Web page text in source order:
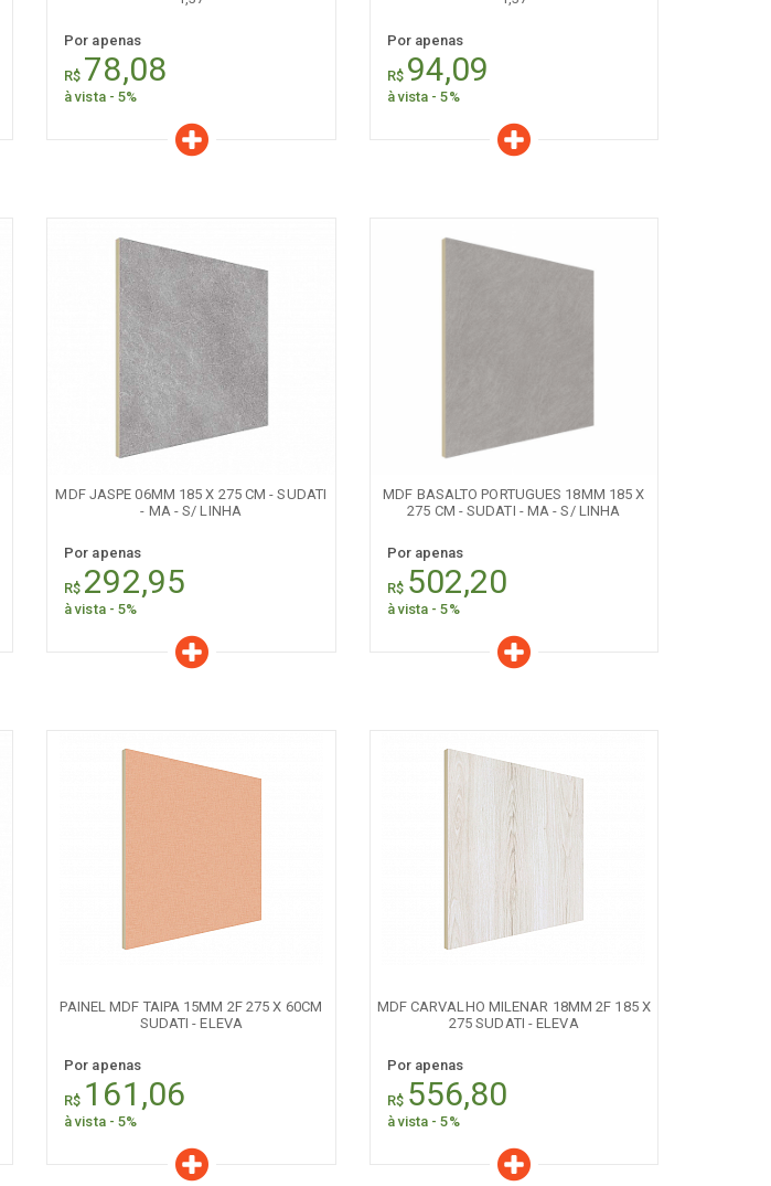
Por apenas
R$ 78,08
à vista - 5%
Por apenas
R$ 94,09
à vista - 5%
MDF JASPE 06MM 185 X 275 CM - SUDATI
- MA - S/ LINHA
Por apenas
R$ 292,95
à vista - 5%
Características
Quantidade:
MDF BASALTO PORTUGUES 18MM 185 X
275 CM - SUDATI - MA - S/ LINHA
Por apenas
R$ 502,20
à vista - 5%
PAINEL MDF TAIPA 15MM 2F 275 X 60CM
SUDATI - ELEVA
Por apenas
R$ 161,06
à vista - 5%
Características
Quantidade:
MDF CARVALHO MILENAR 18MM 2F 185 X
275 SUDATI - ELEVA
Por apenas
R$ 556,80
à vista - 5%
Características
Quantidade: